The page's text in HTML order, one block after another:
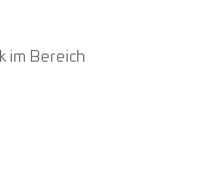
im Bereich